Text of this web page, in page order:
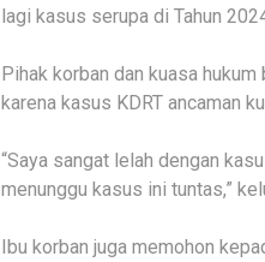
lagi kasus serupa di Tahun
Pihak korban dan kuasa
karena kasus KDRT ancaman
“Saya sangat lelah dengan
menunggu kasus ini tuntas,”
Ibu korban juga memohon